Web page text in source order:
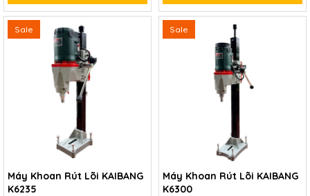
Sale
Máy Khoan Rút Lõi KAIBANG
K6235
Sale
Máy Khoan Rút Lõi KAIBANG
K6300